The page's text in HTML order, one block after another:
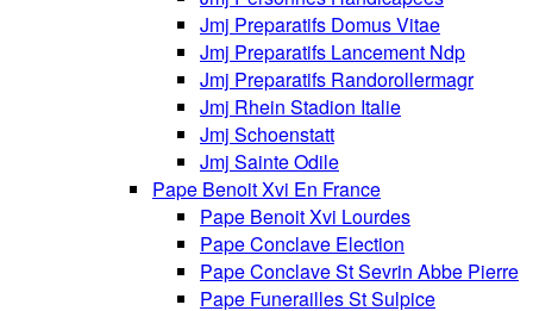
Jmj Preparatifs Domus Vitae
Jmj Preparatifs Lancement Ndp
Jmj Preparatifs Randorollermagr
Jmj Rhein Stadion Italie
Jmj Schoenstatt
Jmj Sainte Odile
Pape Benoit Xvi En France
Pape Benoit Xvi Lourdes
Pape Conclave Election
Pape Conclave St Sevrin Abbe Pierre
Pape Funerailles St Sulpice